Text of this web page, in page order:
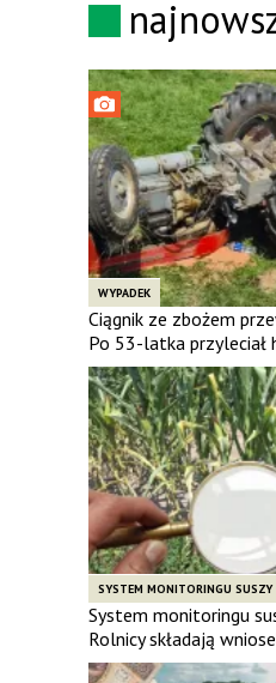
WYPADEK
Ciągnik ze zbożem
Po 53-latka przyleciał
SYSTEM MONITORINGU SUSZY
System monitoringu
Rolnicy składają